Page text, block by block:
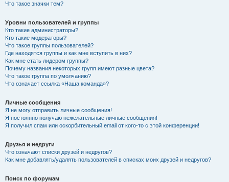
Что такое значки тем?
Уровни пользователей и группы
Кто такие администраторы?
Кто такие модераторы?
Что такое группы пользователей?
Где находятся группы и как мне вступить в них?
Как мне стать лидером группы?
Почему названия некоторых групп имеют разные цвета?
Что такое группа по умолчанию?
Что означает ссылка «Наша команда»?
Личные сообщения
Я не могу отправить личные сообщения!
Я постоянно получаю нежелательные личные сообщения!
Я получил спам или оскорбительный email от кого-то с этой конференции!
Друзья и недруги
Что означают списки друзей и недругов?
Как мне добавлять/удалять пользователей в списках моих друзей и недругов?
Поиск по форумам